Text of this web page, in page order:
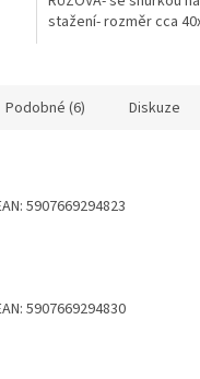
stažení- rozměr cca
Podobné (6) Diskuze
5907669294823
5907669294830